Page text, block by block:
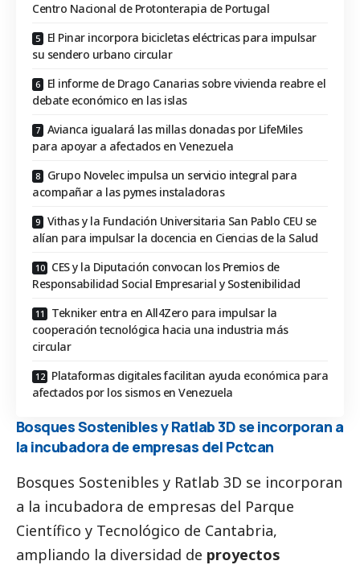
Centro Nacional de Protonterapia de Portugal
El Pinar incorpora bicicletas eléctricas para impulsar
su sendero urbano circular
El informe de Drago Canarias sobre vivienda reabre el
debate económico en las islas
Avianca igualará las millas donadas por LifeMiles
para apoyar a afectados en Venezuela
Grupo Novelec impulsa un servicio integral para
acompañar a las pymes instaladoras
Vithas y la Fundación Universitaria San Pablo CEU se
alían para impulsar la docencia en Ciencias de la Salud
CES y la Diputación convocan los Premios de
Responsabilidad Social Empresarial y Sostenibilidad
Tekniker entra en All4Zero para impulsar la
cooperación tecnológica hacia una industria más
circular
Plataformas digitales facilitan ayuda económica para
afectados por los sismos en Venezuela
Bosques Sostenibles y Ratlab 3D se incorporan a
la incubadora de empresas del Pctcan
Bosques Sostenibles y Ratlab 3D se incorporan
a la incubadora de empresas del Parque
Científico y Tecnológico de Cantabria,
ampliando la diversidad de proyectos